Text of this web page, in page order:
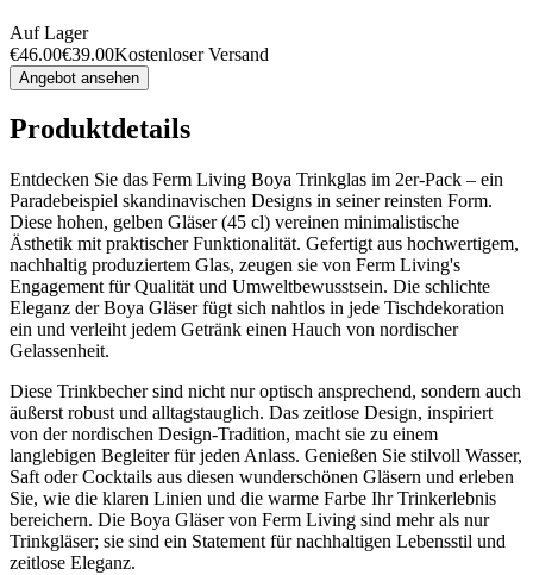
Auf Lager
€46.00€39.00Kostenloser Versand
Angebot ansehen
Produktdetails
Entdecken Sie das Ferm Living Boya Trinkglas im 2er-Pack – ein
Paradebeispiel skandinavischen Designs in seiner reinsten Form.
Diese hohen, gelben Gläser (45 cl) vereinen minimalistische
Ästhetik mit praktischer Funktionalität. Gefertigt aus hochwertigem,
nachhaltig produziertem Glas, zeugen sie von Ferm Living's
Engagement für Qualität und Umweltbewusstsein. Die schlichte
Eleganz der Boya Gläser fügt sich nahtlos in jede Tischdekoration
ein und verleiht jedem Getränk einen Hauch von nordischer
Gelassenheit.
Diese Trinkbecher sind nicht nur optisch ansprechend, sondern auch
äußerst robust und alltagstauglich. Das zeitlose Design, inspiriert
von der nordischen Design-Tradition, macht sie zu einem
langlebigen Begleiter für jeden Anlass. Genießen Sie stilvoll Wasser,
Saft oder Cocktails aus diesen wunderschönen Gläsern und erleben
Sie, wie die klaren Linien und die warme Farbe Ihr Trinkerlebnis
bereichern. Die Boya Gläser von Ferm Living sind mehr als nur
Trinkgläser; sie sind ein Statement für nachhaltigen Lebensstil und
zeitlose Eleganz.